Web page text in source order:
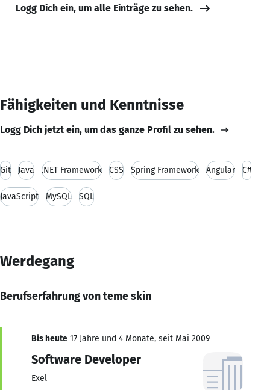
Logg Dich ein, um alle Einträge zu sehen.
Fähigkeiten und Kenntnisse
Logg Dich jetzt ein, um das ganze Profil zu sehen.
Git Java .NET Framework CSS Spring Framework Angular C#
JavaScript MySQL SQL
Werdegang
Berufserfahrung von teme skin
Bis heute 17 Jahre und 4 Monate, seit Mai 2009
Software Developer
Exel